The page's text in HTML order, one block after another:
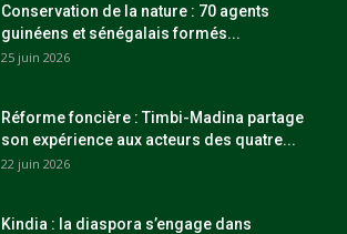
Conservation de la nature : 70 agents
guinéens et sénégalais formés...
25 juin 2026
Réforme foncière : Timbi-Madina partage
son expérience aux acteurs des quatre...
22 juin 2026
Kindia : la diaspora s’engage dans